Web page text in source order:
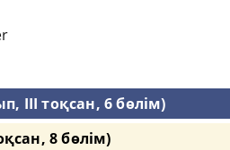
III тоқсан, 6 бөлім)
8 бөлім)